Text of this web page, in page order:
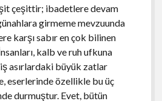
çeşittir; ibadetlere devam
girmeme mevzuunda
karşı sabır en çok bilinen
kalb ve ruh ufkuna
asırlardaki büyük zatlar
eserlerinde özellikle bu üç
durmuştur. Evet, bütün